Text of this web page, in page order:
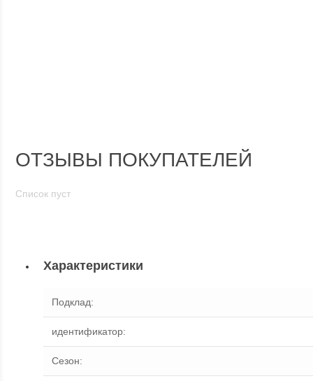
ОТЗЫВЫ ПОКУПАТЕЛЕЙ
Список пуст
Характеристики
Подклад:
идентификатор:
Сезон: